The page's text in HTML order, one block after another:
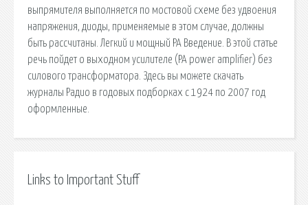
выпрямителя выполняется по мостовой схеме без удвоения
напряжения, диоды, применяемые в этом случае, должны
быть рассчитаны. Легкий и мощный PA Введение. В этой статье
речь пойдет о выходном усилителе (PA power amplifier) без
силового трансформатора. Здесь вы можете скачать
журналы Радио в годовых подборках с 1924 по 2007 год
оформленные.
Links to Important Stuff